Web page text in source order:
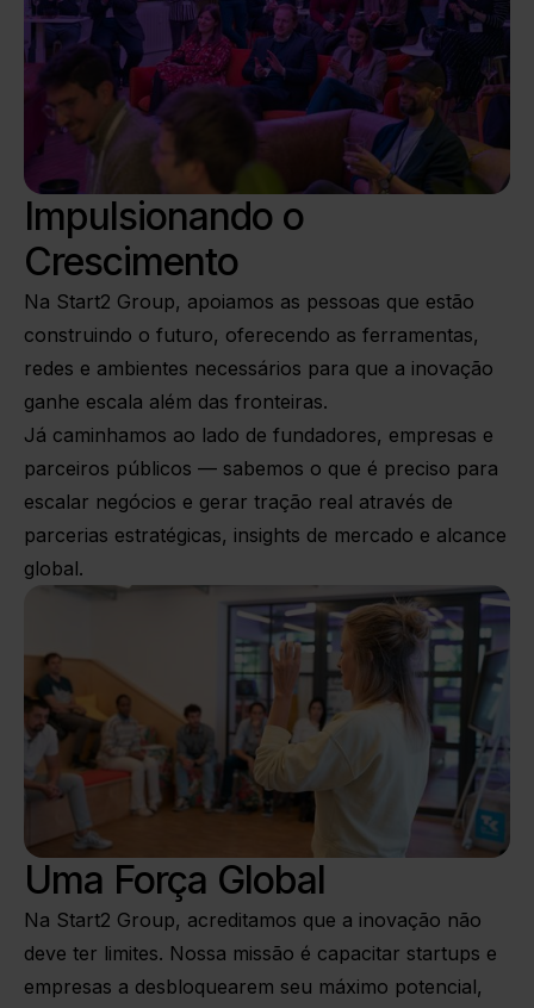
Impulsionando o
Crescimento
Na Start2 Group, apoiamos as pessoas que estão
construindo o futuro, oferecendo as ferramentas,
redes e ambientes necessários para que a inovação
ganhe escala além das fronteiras.
Já caminhamos ao lado de fundadores, empresas e
parceiros públicos — sabemos o que é preciso para
escalar negócios e gerar tração real através de
parcerias estratégicas, insights de mercado e alcance
global.
Uma Força Global
Na Start2 Group, acreditamos que a inovação não
deve ter limites. Nossa missão é capacitar startups e
empresas a desbloquearem seu máximo potencial,